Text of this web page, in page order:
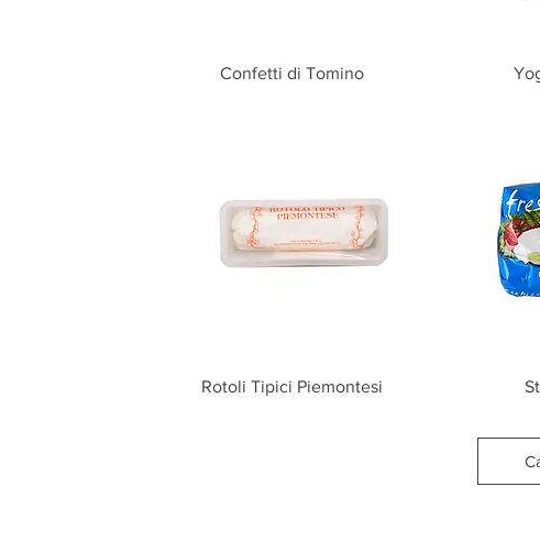
Vista rapida
Confetti di Tomino
Vista rapida
Rotoli Tipici Piemontesi